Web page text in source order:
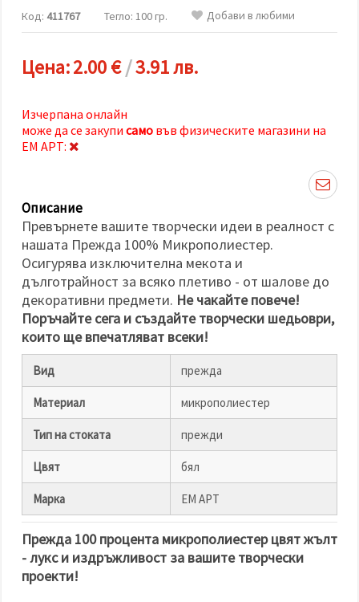
съгласиш
"бисквитки"
"Приеми
всички!"
или да
посочиш
избереш
дадения
"бисквитки"
и кликнеш
"Запази"
Приеми
Настройки
бисквитките
Код: 411767 Тегло: 100 гр. Добави в любими
Цена:2.00 €/3.91 лв.
Изчерпана онлайн
може да се закупи само във физическите магазини на
ЕМ АРТ:
Описание
Превърнете вашите творчески идеи в реалност с
нашата Прежда 100% Микрополиестер.
Осигурява изключителна мекота и
дълготрайност за всяко плетиво - от шалове до
декоративни предмети. Не чакайте повече!
Поръчайте сега и създайте творчески шедьоври,
които ще впечатляват всеки!
Вид прежда
Материал микрополиестер
Тип на стоката прежди
Цвят бял
Марка ЕМ АРТ
Прежда 100 процента микрополиестер цвят жълт
- лукс и издръжливост за вашите творчески
проекти!